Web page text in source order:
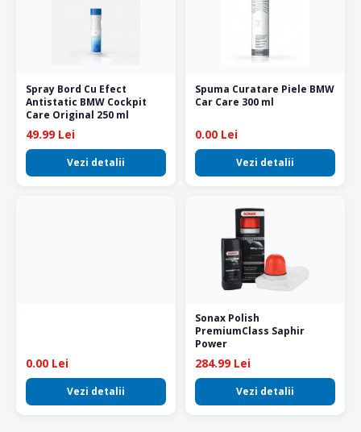
Spray Bord Cu Efect
Antistatic BMW Cockpit
Care Original 250 ml
49.99 Lei
Vezi detalii
Spuma Curatare Piele BMW
Car Care 300 ml
0.00 Lei
Vezi detalii
0.00 Lei
Vezi detalii
Sonax Polish
PremiumClass Saphir
Power
284.99 Lei
Vezi detalii